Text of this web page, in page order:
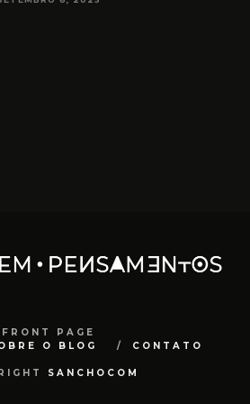
FRONT PAGE
O BLOG CONTATO
SANCHOCOM